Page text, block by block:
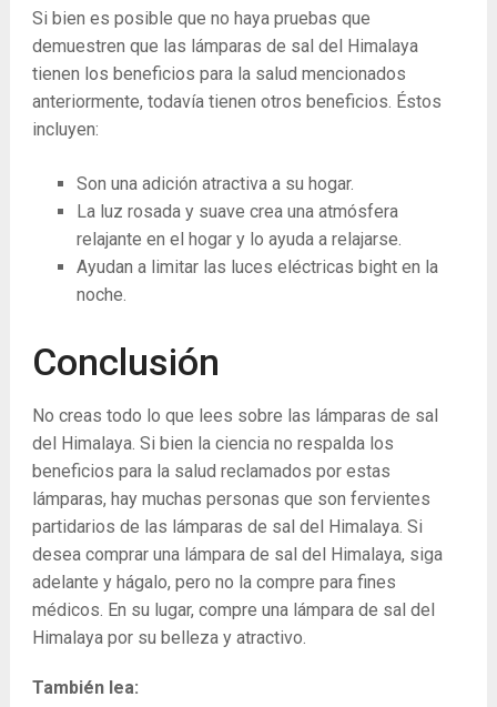
Si bien es posible que no haya pruebas que
demuestren que las lámparas de sal del Himalaya
tienen los beneficios para la salud mencionados
anteriormente, todavía tienen otros beneficios. Éstos
incluyen:
Son una adición atractiva a su hogar.
La luz rosada y suave crea una atmósfera
relajante en el hogar y lo ayuda a relajarse.
Ayudan a limitar las luces eléctricas bight en la
noche.
Conclusión
No creas todo lo que lees sobre las lámparas de sal
del Himalaya. Si bien la ciencia no respalda los
beneficios para la salud reclamados por estas
lámparas, hay muchas personas que son fervientes
partidarios de las lámparas de sal del Himalaya. Si
desea comprar una lámpara de sal del Himalaya, siga
adelante y hágalo, pero no la compre para fines
médicos. En su lugar, compre una lámpara de sal del
Himalaya por su belleza y atractivo.
También lea: